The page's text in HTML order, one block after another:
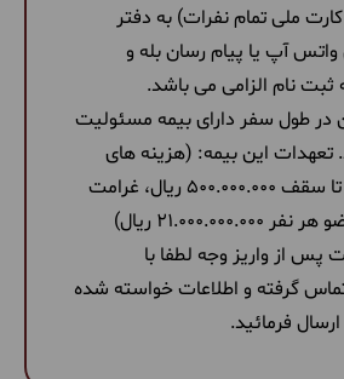
ملی تمام نفرات) به دفتر
واتس آپ یا پیام رسان بله و
ثبت نام الزامی می باشد.
در طول سفر دارای بیمه مسئولیت
تعهدات این بیمه: (هزینه های
پزشکی هر نفر تا سقف 500.000.000 ریال، غرامت
ریال)
از واریز وجه لطفا با
گرفته و اطلاعات خواسته شده
فرمائید.